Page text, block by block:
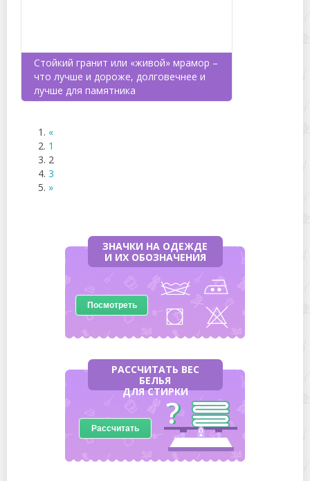
Стойкий гранит или «живой» мрамор –
что лучше и дороже, долговечнее и
лучше для памятника
«
1
2
3
»
ЗНАЧКИ НА ОДЕЖДЕ
И ИХ ОБОЗНАЧЕНИЯ
Посмотреть
РАССЧИТАТЬ ВЕС
БЕЛЬЯ
ДЛЯ СТИРКИ
Рассчитать